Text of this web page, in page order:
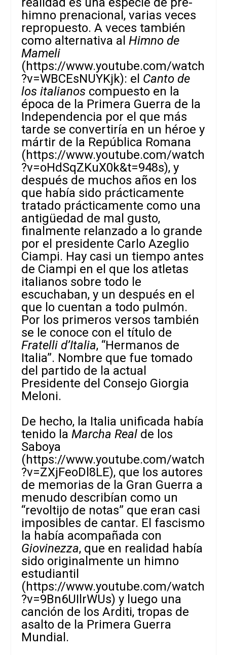
himno prenacional, varias veces
repropuesto. A veces también
como alternativa alHimno de
Mameli
(https://www.youtube.com/watch
?v=WBCEsNUYKjk): el Canto de
los italianos compuesto en la
época de la Primera Guerra de la
Independencia por el que más
tarde se convertiría en un héroe y
mártir de la República Romana
(https://www.youtube.com/watch
?v=oHdSqZKuX0k&t=948s), y
después de muchos años en los
que había sido prácticamente
tratado prácticamente como una
antigüedad de mal gusto,
finalmente relanzado a lo grande
por el presidente Carlo Azeglio
Ciampi. Hay casi un tiempo antes
de Ciampi en el que los atletas
italianos sobre todo le
escuchaban, y un después en el
que lo cuentan a todo pulmón.
Por los primeros versos también
se le conoce con el título de
Fratelli d’Italia, “Hermanos de
Italia”. Nombre que fue tomado
del partido de la actual
Presidente del Consejo Giorgia
Meloni.
De hecho, la Italia unificada había
tenido laMarcha Real de los
Saboya
(https://www.youtube.com/watch
?v=ZXjFeoDl8LE), que los autores
de memorias de la Gran Guerra a
menudo describían como un
“revoltijo de notas” que eran casi
imposibles de cantar. El fascismo
la había acompañada con
Giovinezza, que en realidad había
sido originalmente un himno
estudiantil
(https://www.youtube.com/watch
?v=9Bn6UIlrWUs) y luego una
canción de los Arditi, tropas de
asalto de la Primera Guerra
Mundial.